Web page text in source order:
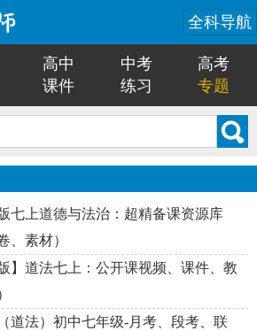
全科导航
高中 中考
高考
课件 练习 专题
七上道德与法治：超精备课资源库
、素材）
】道法七上：公开课视频、课件、教
道法）初中七年级-月考、段考、联